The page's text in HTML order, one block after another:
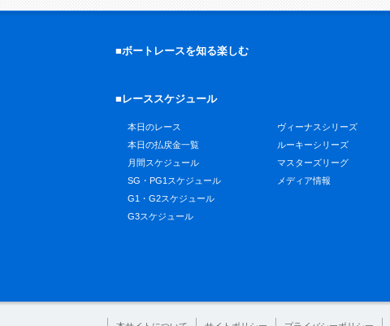
■ボートレースを知る楽しむ
■レーススケジュール
本日のレース
本日の払戻金一覧
月間スケジュール
SG・PG1スケジュール
G1・G2スケジュール
G3スケジュール
ヴィーナスシリーズ
ルーキーシリーズ
マスターズリーグ
メディア情報